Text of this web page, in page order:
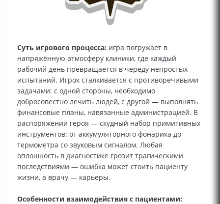
Суть игрового процесса: игра погружает в
напряжённую атмосферу клиники, где каждый
рабочий день превращается в череду непростых
испытаний. Игрок сталкивается с противоречивыми
задачами: с одной стороны, необходимо
добросовестно лечить людей, с другой — выполнять
финансовые планы, навязанные администрацией. В
распоряжении героя — скудный набор примитивных
инструментов: от аккумуляторного фонарика до
термометра со звуковым сигналом. Любая
оплошность в диагностике грозит трагическими
последствиями — ошибка может стоить пациенту
жизни, а врачу — карьеры.
Особенности взаимодействия с пациентами: